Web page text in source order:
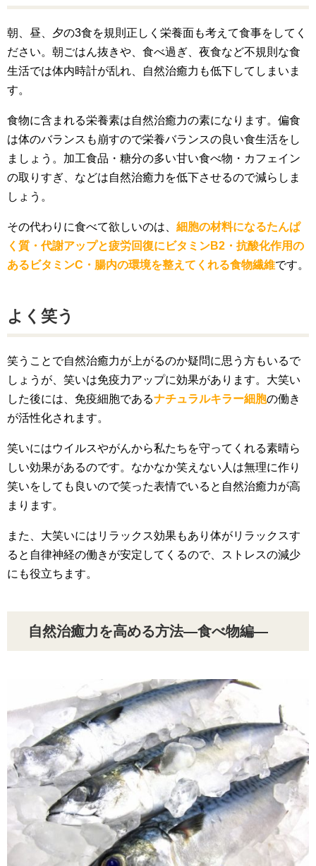
朝、昼、夕の3食を規則正しく栄養面も考えて食事をしてく
ださい。朝ごはん抜きや、食べ過ぎ、夜食など不規則な食
生活では体内時計が乱れ、自然治癒力も低下してしまいま
す。
食物に含まれる栄養素は自然治癒力の素になります。偏食
は体のバランスも崩すので栄養バランスの良い食生活をし
ましょう。加工食品・糖分の多い甘い食べ物・カフェイン
の取りすぎ、などは自然治癒力を低下させるので減らしま
しょう。
その代わりに食べて欲しいのは、 細胞の材料になるたんぱ
く質・代謝アップと疲労回復にビタミンB2・抗酸化作用の
あるビタミンC・腸内の環境を整えてくれる食物繊維です。
よく笑う
笑うことで自然治癒力が上がるのか疑問に思う方もいるで
しょうが、笑いは免疫力アップに効果があります。大笑い
した後には、免疫細胞であるナチュラルキラー細胞の働き
が活性化されます。
笑いにはウイルスやがんから私たちを守ってくれる素晴ら
しい効果があるのです。なかなか笑えない人は無理に作り
笑いをしても良いので笑った表情でいると自然治癒力が高
まります。
また、大笑いにはリラックス効果もあり体がリラックスす
ると自律神経の働きが安定してくるので、ストレスの減少
にも役立ちます。
自然治癒力を高める方法―食べ物編―